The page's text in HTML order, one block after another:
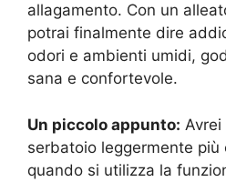
allagamento. Con un
potrai finalmente dire
odori e ambienti umidi,
sana e confortevole.
Un piccolo appunto:
serbatoio leggermente
quando si utilizza la